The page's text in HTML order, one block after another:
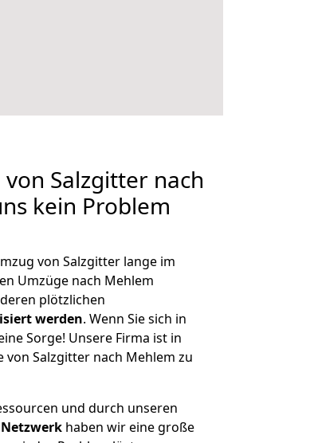
Salzgitter nach
kein Problem
von Salzgitter lange im
Umzüge nach Mehlem
plötzlichen
werden. Wenn Sie sich in
Sorge! Unsere Firma ist in
Salzgitter nach Mehlem zu
und durch unseren
haben wir eine große